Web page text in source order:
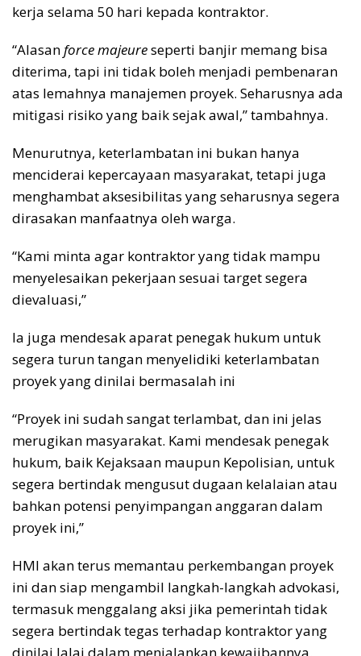
kerja selama 50 hari kepada kontraktor.
“Alasanforce majeureseperti banjir memang bisa
diterima, tapi ini tidak boleh menjadi pembenaran
atas lemahnya manajemen proyek. Seharusnya ada
mitigasi risiko yang baik sejak awal,” tambahnya.
Menurutnya, keterlambatan ini bukan hanya
menciderai kepercayaan masyarakat, tetapi juga
menghambat aksesibilitas yang seharusnya segera
dirasakan manfaatnya oleh warga.
“Kami minta agar kontraktor yang tidak mampu
menyelesaikan pekerjaan sesuai target segera
dievaluasi,”
Ia juga mendesak aparat penegak hukum untuk
segera turun tangan menyelidiki keterlambatan
proyek yang dinilai bermasalah ini
“Proyek ini sudah sangat terlambat, dan ini jelas
merugikan masyarakat. Kami mendesak penegak
hukum, baik Kejaksaan maupun Kepolisian, untuk
segera bertindak mengusut dugaan kelalaian atau
bahkan potensi penyimpangan anggaran dalam
proyek ini,”
HMI akan terus memantau perkembangan proyek
ini dan siap mengambil langkah-langkah advokasi,
termasuk menggalang aksi jika pemerintah tidak
segera bertindak tegas terhadap kontraktor yang
dinilai lalai dalam menjalankan kewajibannya.